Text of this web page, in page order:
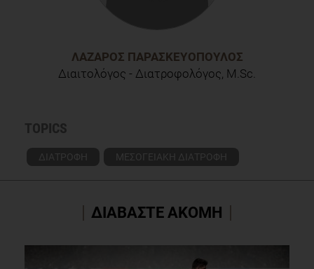
ΛΆΖΑΡΟΣ ΠΑΡΑΣΚΕΥΌΠΟΥΛΟΣ
Διαιτολόγος - Διατροφολόγος, M.Sc.
TOPICS
ΔΙΑΤΡΟΦΗ ΜΕΣΟΓΕΙΑΚΗ ΔΙΑΤΡΟΦΗ
ΔΙΑΒΑΣΤΕ ΑΚΟΜΗ